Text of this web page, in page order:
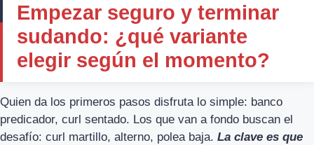
Empezar seguro y terminar
sudando: ¿qué variante
elegir según el momento?
Quien da los primeros pasos disfruta lo simple: banco
predicador, curl sentado. Los que van a fondo buscan el
desafío: curl martillo, alterno, polea baja. La clave es que